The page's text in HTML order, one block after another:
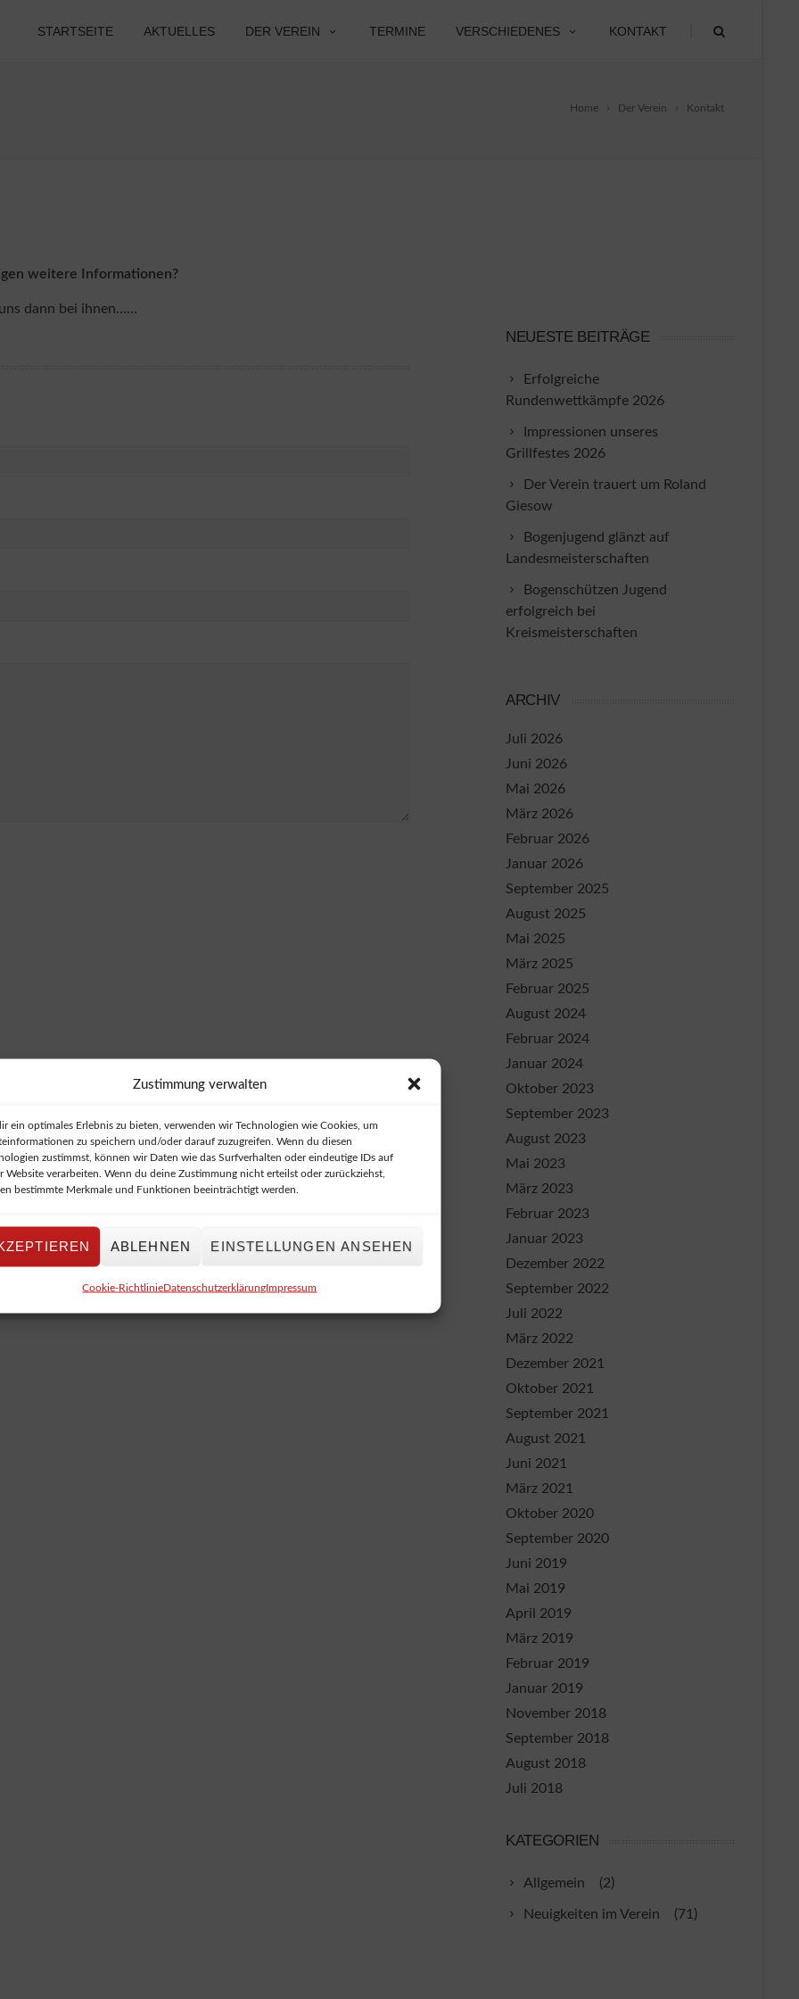
Zustimmung verwalten
ein optimales Erlebnis zu bieten, verwenden wir Technologien wie Cookies, um
zu speichern und/oder darauf zuzugreifen. Wenn du diesen
zustimmst, können wir Daten wie das Surfverhalten oder eindeutige IDs auf
Website verarbeiten. Wenn du deine Zustimmung nicht erteilst oder zurückziehst,
bestimmte Merkmale und Funktionen beeinträchtigt werden.
ABLEHNEN EINSTELLUNGEN ANSEHEN
Cookie-RichtlinieDatenschutzerklärungImpressum
STARTSEITE AKTUELLES DER VEREIN TERMINE VERSCHIEDENES KONTAKT
Home Der Verein Kontakt
weitere Informationen?
dann bei ihnen……
NEUESTE BEITRÄGE
Erfolgreiche
Rundenwettkämpfe 2026
Impressionen unseres
Grillfestes 2026
Der Verein trauert um Roland
Giesow
Bogenjugend glänzt auf
Landesmeisterschaften
Bogenschützen Jugend
erfolgreich bei
Kreismeisterschaften
ARCHIV
Juli 2026
Juni 2026
Mai 2026
März 2026
Februar 2026
Januar 2026
September 2025
August 2025
Mai 2025
März 2025
Februar 2025
August 2024
Februar 2024
Januar 2024
Oktober 2023
September 2023
August 2023
Mai 2023
März 2023
Februar 2023
Januar 2023
Dezember 2022
September 2022
Juli 2022
März 2022
Dezember 2021
Oktober 2021
September 2021
August 2021
Juni 2021
März 2021
Oktober 2020
September 2020
Juni 2019
Mai 2019
April 2019
März 2019
Februar 2019
Januar 2019
November 2018
September 2018
August 2018
Juli 2018
KATEGORIEN
Allgemein (2)
Neuigkeiten im Verein (71)